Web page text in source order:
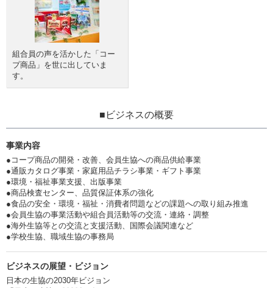
組合員の声を活かした「コー
プ商品」を世に出していま
す。
■ビジネスの概要
事業内容
●コープ商品の開発・改善、会員生協への商品供給事業
●通販カタログ事業・家庭用品チラシ事業・ギフト事業
●環境・福祉事業支援、出版事業
●商品検査センター、品質保証体系の強化
●食品の安全・環境・福祉・消費者問題などの課題への取り組み推進
●会員生協の事業活動や組合員活動等の交流・連絡・調整
●海外生協等との交流と支援活動、国際会議関連など
●学校生協、職域生協の事務局
ビジネスの展望・ビジョン
日本の生協の2030年ビジョン